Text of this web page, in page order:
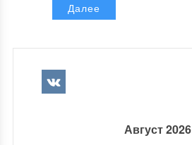
Далее
Август 2026